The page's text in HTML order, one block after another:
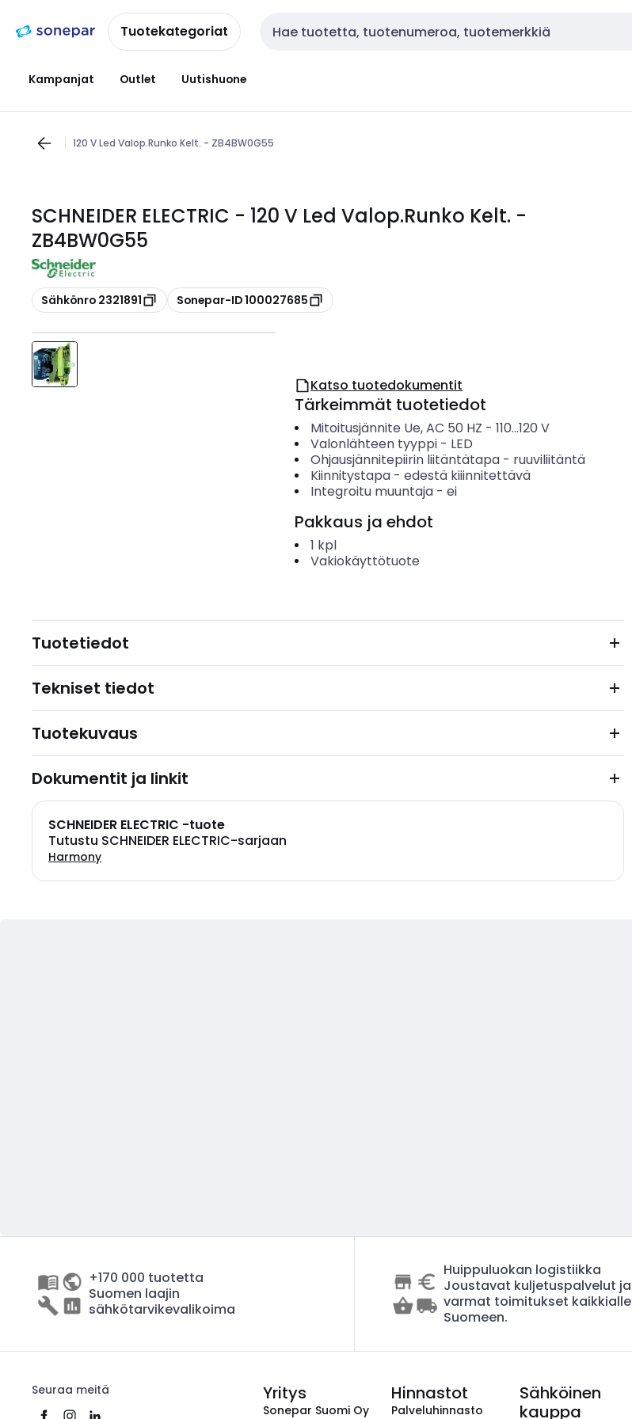
navigointiinsisältöönTuotekategoriat Haku
Kampanjat Outlet Uutishuone
120 V Led Valop.Runko Kelt. - ZB4BW0G55
SCHNEIDER ELECTRIC - 120 V Led Valop.Runko Kelt. -
ZB4BW0G55
Kopioi
Sähkönro 2321891 Kopioi
Sonepar-ID 100027685
Katso tuotedokumentit
Tärkeimmät tuotetiedot
Mitoitusjännite Ue, AC 50 HZ - 110...120 V
Valonlähteen tyyppi- LED
Ohjausjännitepiirin liitäntätapa- ruuviliitäntä
Kiinnitystapa- edestä kiiinnitettävä
Integroitu muuntaja- ei
Pakkaus ja ehdot
1 kpl
Vakiokäyttötuote
Tuotetiedot
Tekniset tiedot
Tuotekuvaus
Dokumentit ja linkit
SCHNEIDER ELECTRIC -tuote
Tutustu SCHNEIDER ELECTRIC-sarjaan
Harmony
+170 000 tuotetta
Suomen laajin
sähkötarvikevalikoima
Huippuluokan logistiikka
Joustavat kuljetuspalvelut ja
varmat toimitukset kaikkialle
Suomeen.
Seuraa meitä Yritys
Sonepar Suomi Oy
Hinnastot
Palveluhinnasto
Sähköinen
kauppa